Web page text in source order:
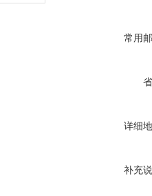
常用
详细
补充